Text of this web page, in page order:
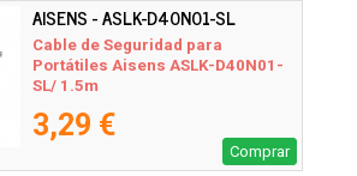
AISENS - ASLK-D40N01-SL
Cable de Seguridad para
Portátiles Aisens ASLK-D40N01-
SL/ 1.5m
3,29 €
Comprar